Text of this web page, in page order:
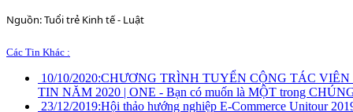
Nguồn: Tuổi trẻ Kinh tế - Luật
Các Tin Khác :
10/10/2020:CHƯƠNG TRÌNH TUYỂN CỘNG TÁC
TIN NĂM 2020 | ONE - Bạn có muốn là MỘT trong
23/12/2019:Hội thảo hướng nghiệp E-Commerce Unitour